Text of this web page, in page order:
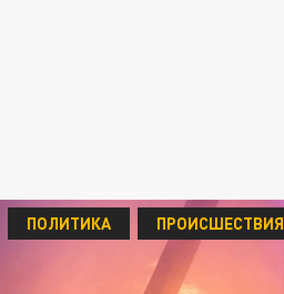
ПОЛИТИКА ПРОИСШЕСТВИЯ